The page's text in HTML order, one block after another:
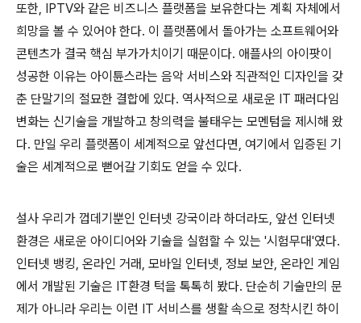
또한, IPTV와 같은 비즈니스 플랫폼을 보유한다는 계획 자체에서
희망을 볼 수 있어야 한다. 이 플랫폼에서 돌아가는 소프트웨어와
콘텐츠가 결국 핵심 부가가치이기 때문이다. 애플사의 아이팟이
성공한 이유는 아이튠스라는 음악 서비스와 직관적인 디자인을 갖
춘 단말기의 절묘한 결합에 있다. 역사적으로 새로운 IT 패러다임
변화는 신기술을 개발하고 창의력을 불태우는 모멘텀을 제시해 왔
다. 만일 우리 플랫폼이 세계적으로 앞선다면, 여기에서 입증된 기
술은 세계적으로 뻗어갈 기회도 얻을 수 있다.
설사 우리가 껍데기뿐인 인터넷 강국이라 하더라도, 앞선 인터넷
환경은 새로운 아이디어와 기술을 실험할 수 있는 '시험무대'였다.
인터넷 뱅킹, 온라인 거래, 모바일 인터넷, 정보 보안, 온라인 게임
에서 개발된 기술은 IT환경 턱을 톡톡히 봤다. 단순히 기술만의 문
제가 아니라 우리는 이런 IT 서비스를 생활 속으로 정착시킨 하이